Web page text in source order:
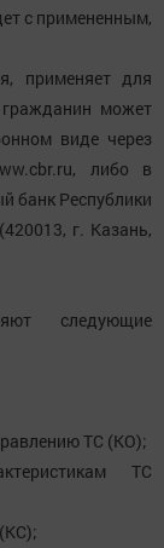
с примененным,
применяет для
может
виде через
либо в
банк Республики
г. Казань,
следующие
ТС (КО);
ТС